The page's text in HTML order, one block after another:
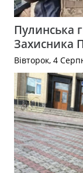
Пулинська
Захисника
Вівторок, 4